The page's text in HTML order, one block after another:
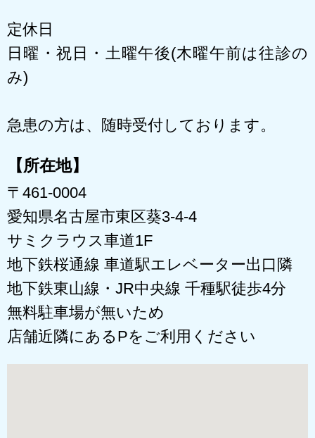
定休日
日曜・祝日・土曜午後(木曜午前は往診の
み)
急患の方は、随時受付しております。
【所在地】
〒461-0004
愛知県名古屋市東区葵3-4-4
サミクラウス車道1F
地下鉄桜通線 車道駅エレベーター出口隣
地下鉄東山線・JR中央線 千種駅徒歩4分
無料駐車場が無いため
店舗近隣にあるPをご利用ください